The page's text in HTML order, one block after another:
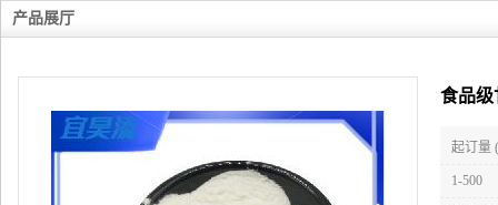
产品展厅
食品级
起订量
1-500